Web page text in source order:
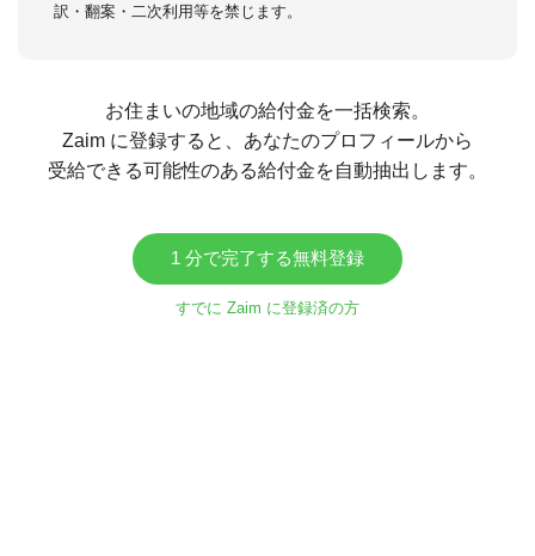
訳・翻案・二次利用等を禁じます。
お住まいの地域の給付金を一括検索。
Zaim に登録すると、あなたのプロフィールから
受給できる可能性のある給付金を自動抽出します。
1 分で完了する無料登録
すでに Zaim に登録済の方